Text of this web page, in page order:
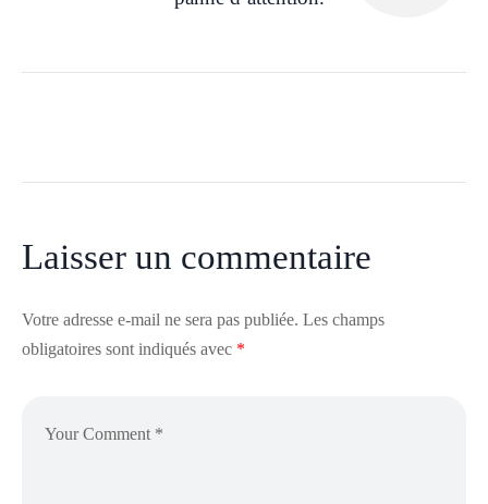
Laisser un commentaire
Votre adresse e-mail ne sera pas publiée. Les champs
obligatoires sont indiqués avec *